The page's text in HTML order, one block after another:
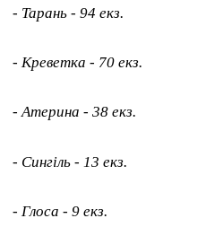
- Тарань - 94 екз.
- Креветка - 70 екз.
- Атерина - 38 екз.
- Сингіль - 13 екз.
- Глоса - 9 екз.